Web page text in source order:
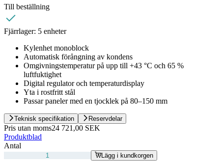
Till beställning
Fjärrlager: 5 enheter
Kylenhet monoblock
Automatisk förångning av kondens
Omgivningstemperatur på upp till +43 °C och 65 %
luftfuktighet
Digital regulator och temperaturdisplay
Yta i rostfritt stål
Passar paneler med en tjocklek på 80–150 mm
Teknisk specifikation Reservdelar
Pris utan moms24 721,00 SEK
Produktblad
Antal
Lägg i kundkorgen